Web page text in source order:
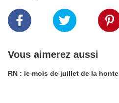
Vous aimerez aussi
RN : le mois de juillet de la honte